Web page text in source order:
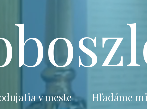
v meste Hľadáme